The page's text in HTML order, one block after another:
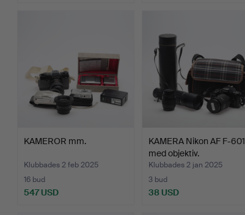
KAMEROR mm.
Klubbades 2 feb 2025
16 bud
547 USD
KAMERA Nikon AF F-601
med objektiv.
Klubbades 2 jan 2025
3 bud
38 USD